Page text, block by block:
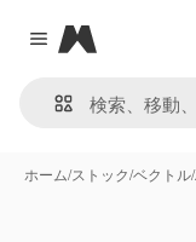
Close menu
Magnific
ホーム/ストック/ベクトル/